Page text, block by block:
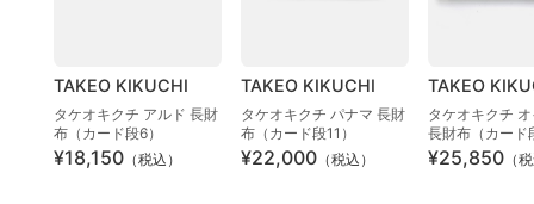
TAKEO KIKUCHI
タケオキクチ アルド 長財
布（カード段6）
¥18,150 （税込）
TAKEO KIKUCHI
タケオキクチ パナマ 長財
布（カード段11）
¥22,000 （税込）
TAKEO
タケオキクチ
長財布（カード
¥25,850 （